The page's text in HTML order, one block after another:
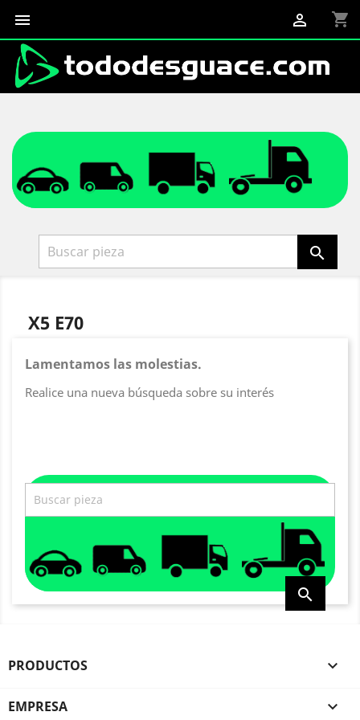
 shopping_cart


X5 E70
Lamentamos las molestias.
Realice una nueva búsqueda sobre su interés

PRODUCTOS 
EMPRESA 